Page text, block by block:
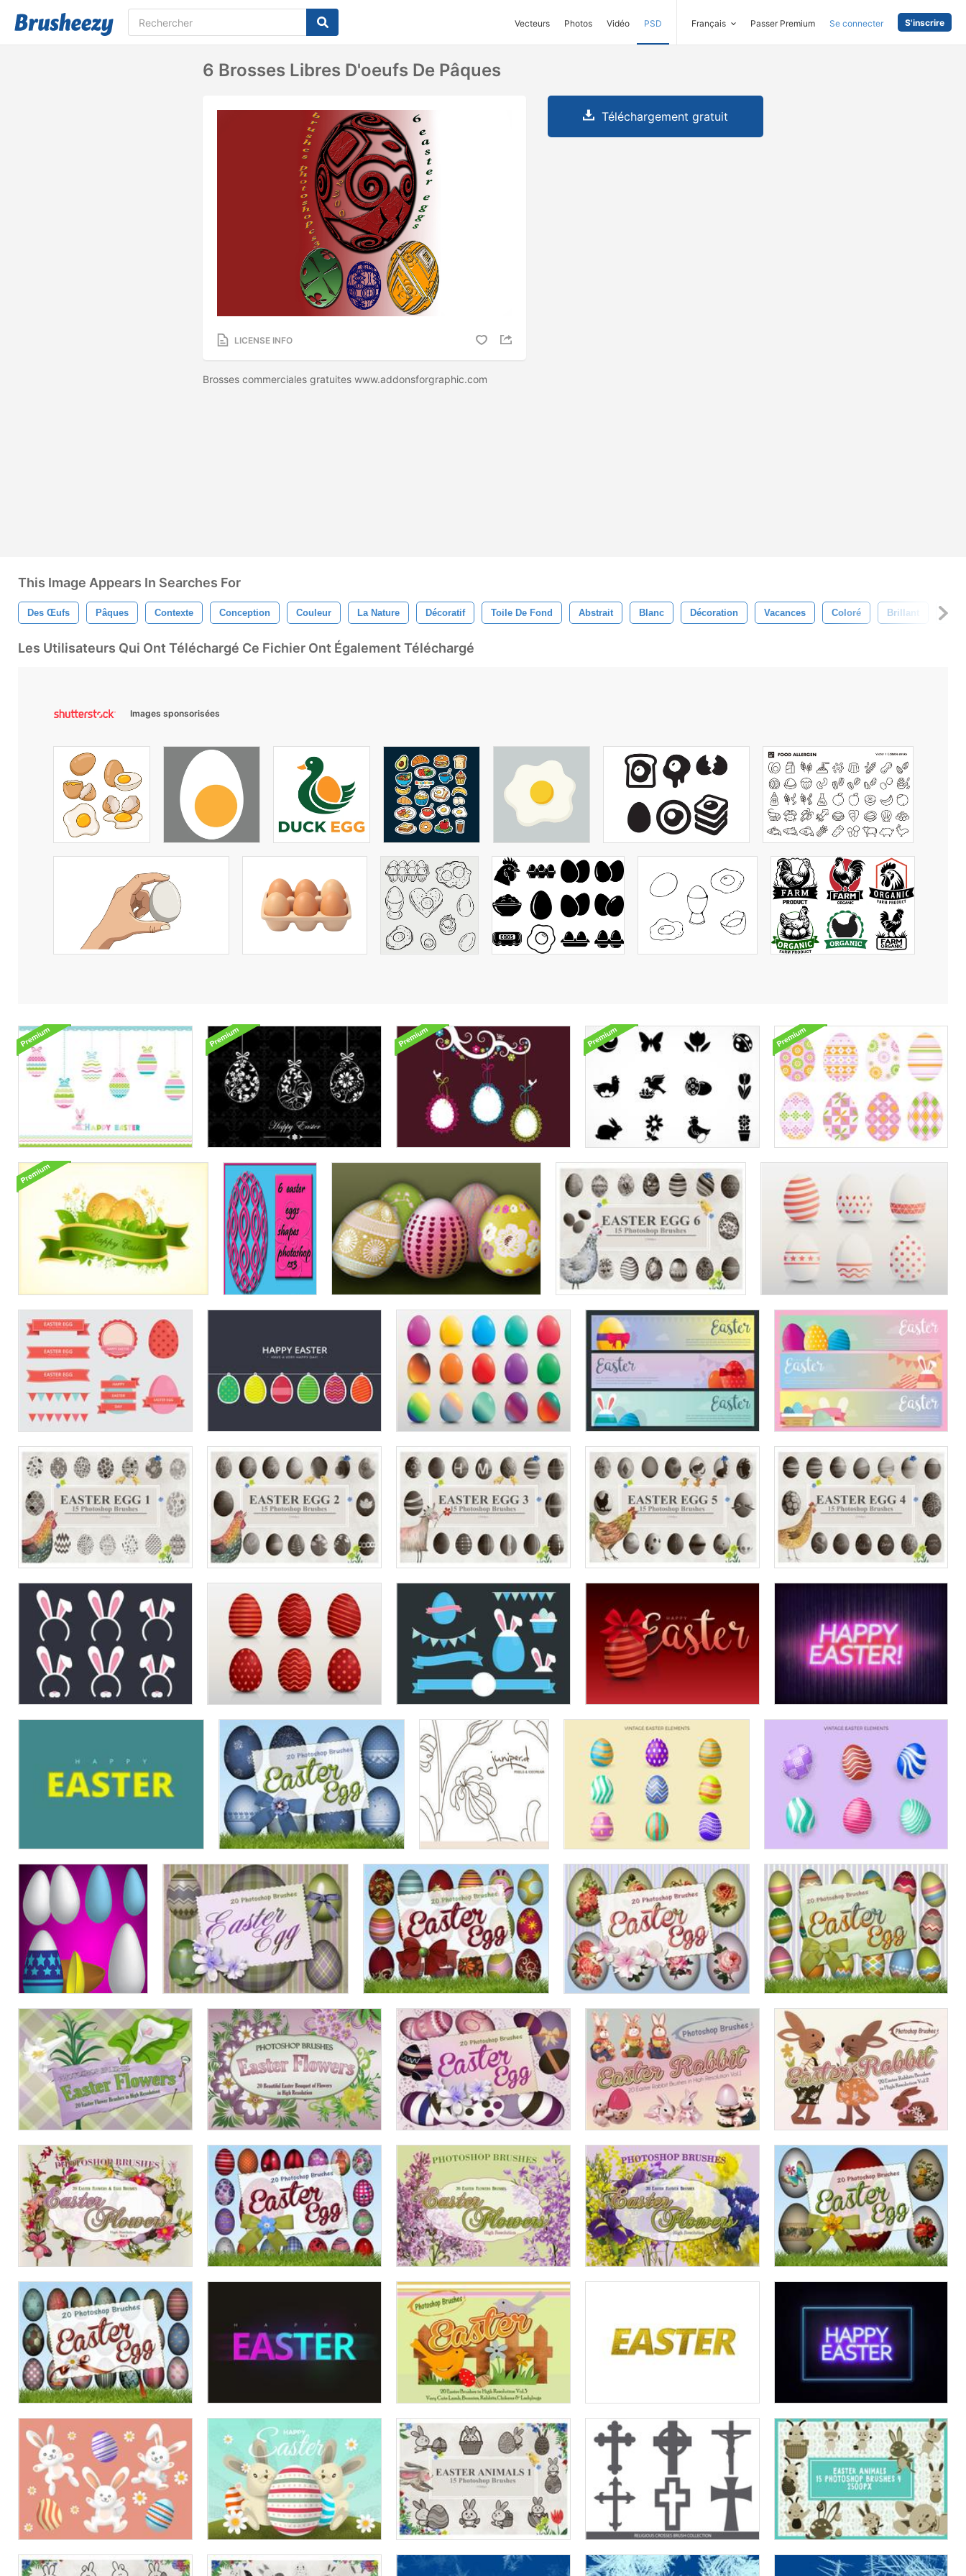
Vecteurs Photos Vidéo PSD Français Passer Premium Se connecter S'inscrire
6 Brosses Libres D'oeufs De Pâques
LICENSE INFO
Brosses commerciales gratuites www.addonsforgraphic.com
Téléchargement gratuit
This Image Appears In Searches For
Des Œufs Pâques Contexte Conception Couleur La Nature Décoratif Toile De Fond Abstrait Blanc Décoration Vacances Coloré Brillant Fête
Les Utilisateurs Qui Ont Téléchargé Ce Fichier Ont Également Téléchargé
Images sponsorisées